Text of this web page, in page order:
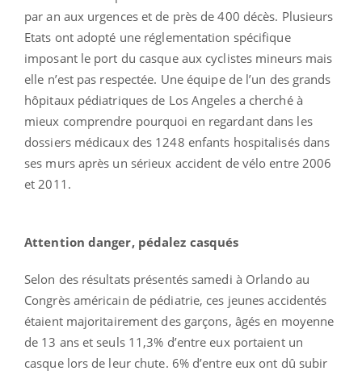
par an aux urgences et de près de 400 décès. Plusieurs
Etats ont adopté une réglementation spécifique
imposant le port du casque aux cyclistes mineurs mais
elle n’est pas respectée. Une équipe de l’un des grands
hôpitaux pédiatriques de Los Angeles a cherché à
mieux comprendre pourquoi en regardant dans les
dossiers médicaux des 1248 enfants hospitalisés dans
ses murs après un sérieux accident de vélo entre 2006
et 2011.
Attention danger, pédalez casqués
Selon des résultats présentés samedi à Orlando au
Congrès américain de pédiatrie, ces jeunes accidentés
étaient majoritairement des garçons, âgés en moyenne
de 13 ans et seuls 11,3% d’entre eux portaient un
casque lors de leur chute. 6% d’entre eux ont dû subir